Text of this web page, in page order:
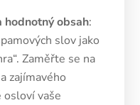
hodnotný obsah:
slov jako
Zaměřte se na
zajímavého
osloví vaše